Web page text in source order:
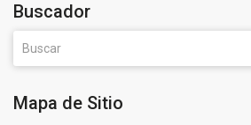
Buscador
Mapa de Sitio